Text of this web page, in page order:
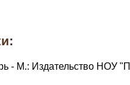
- М.: Издательство НОУ